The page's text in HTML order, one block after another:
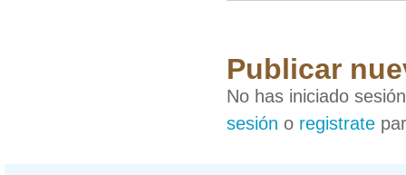
Publicar
No has iniciado
sesión o registrate